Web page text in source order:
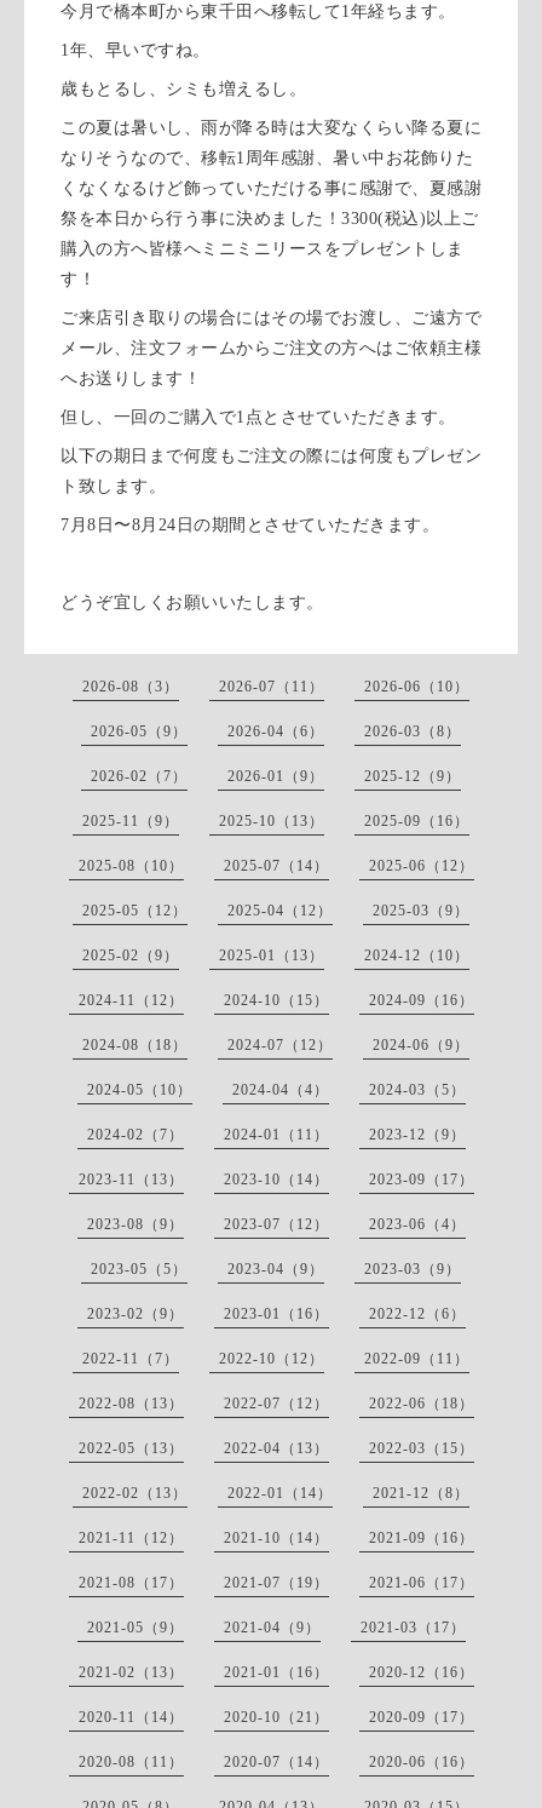
今月で橋本町から東千田へ移転して1年経ちます。
1年、早いですね。
歳もとるし、シミも増えるし。
この夏は暑いし、雨が降る時は大変なくらい降る夏に
なりそうなので、移転1周年感謝、暑い中お花飾りた
くなくなるけど飾っていただける事に感謝で、夏感謝
祭を本日から行う事に決めました！3300(税込)以上ご
購入の方へ皆様へミニミニリースをプレゼントしま
す！
ご来店引き取りの場合にはその場でお渡し、ご遠方で
メール、注文フォームからご注文の方へはご依頼主様
へお送りします！
但し、一回のご購入で1点とさせていただきます。
以下の期日まで何度もご注文の際には何度もプレゼン
ト致します。
7月8日〜8月24日の期間とさせていただきます。
どうぞ宜しくお願いいたします。
2026-08（3） 2026-07（11） 2026-06（10）
2026-05（9） 2026-04（6） 2026-03（8）
2026-02（7） 2026-01（9） 2025-12（9）
2025-11（9） 2025-10（13） 2025-09（16）
2025-08（10） 2025-07（14） 2025-06（12）
2025-05（12） 2025-04（12） 2025-03（9）
2025-02（9） 2025-01（13） 2024-12（10）
2024-11（12） 2024-10（15） 2024-09（16）
2024-08（18） 2024-07（12） 2024-06（9）
2024-05（10） 2024-04（4） 2024-03（5）
2024-02（7） 2024-01（11） 2023-12（9）
2023-11（13） 2023-10（14） 2023-09（17）
2023-08（9） 2023-07（12） 2023-06（4）
2023-05（5） 2023-04（9） 2023-03（9）
2023-02（9） 2023-01（16） 2022-12（6）
2022-11（7） 2022-10（12） 2022-09（11）
2022-08（13） 2022-07（12） 2022-06（18）
2022-05（13） 2022-04（13） 2022-03（15）
2022-02（13） 2022-01（14） 2021-12（8）
2021-11（12） 2021-10（14） 2021-09（16）
2021-08（17） 2021-07（19） 2021-06（17）
2021-05（9） 2021-04（9） 2021-03（17）
2021-02（13） 2021-01（16） 2020-12（16）
2020-11（14） 2020-10（21） 2020-09（17）
2020-08（11） 2020-07（14） 2020-06（16）